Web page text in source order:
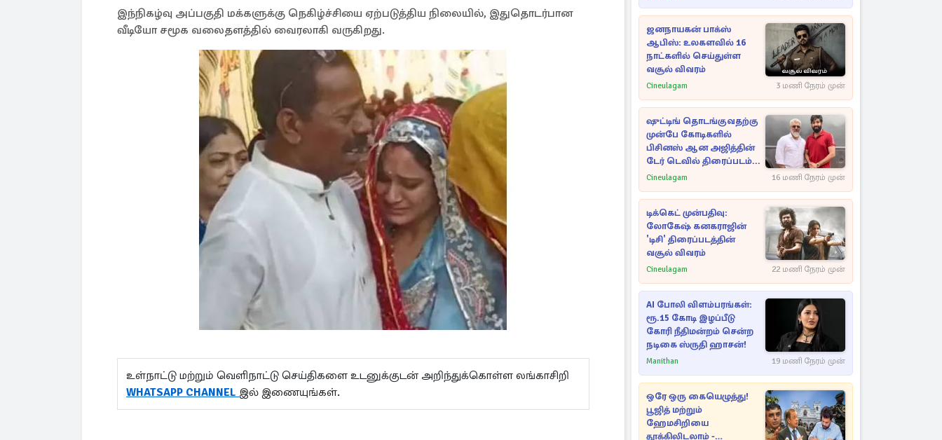
இந்நிகழ்வு அப்பகுதி மக்களுக்கு நெகிழ்ச்சியை ஏற்படுத்திய நிலையில், இதுதொடர்பான
வீடியோ சமூக வலைதளத்தில் வைரலாகி வருகிறது.
உள்நாட்டு மற்றும் வெளிநாட்டு செய்திகளை உடனுக்குடன் அறிந்துக்கொள்ள லங்காசிறி
WHATSAPP CHANNEL இல் இணையுங்கள்.
ஜனநாயகன் பாக்ஸ்
ஆபிஸ்: உலகளவில் 16
நாட்களில் செய்துள்ள
வசூல் விவரம்
Cineulagam 3 மணி நேரம் முன்
ஷுட்டிங் தொடங்குவதற்கு
முன்பே கோடிகளில்
பிசினஸ் ஆன அஜித்தின்
டேர் டெவில் திரைப்படம்...
Cineulagam 16 மணி நேரம் முன்
டிக்கெட் முன்பதிவு:
லோகேஷ் கனகராஜின்
'டிசி' திரைப்படத்தின்
வசூல் விவரம்
Cineulagam 22 மணி நேரம் முன்
AI போலி விளம்பரங்கள்:
ரூ.15 கோடி இழப்பீடு
கோரி நீதிமன்றம் சென்ற
நடிகை ஸ்ருதி ஹாசன்!
Manithan 19 மணி நேரம் முன்
ஒரே ஒரு கையெழுத்து!
பூஜித் மற்றும்
ஹேமசிறியை
தூக்கிலிடலாம் -